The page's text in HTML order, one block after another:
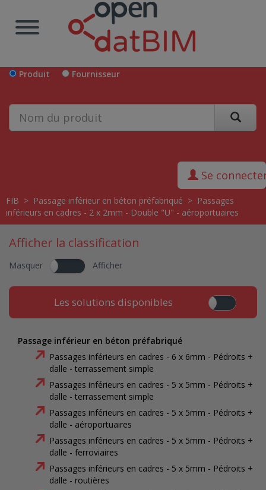
Produit Fournisseur
Se
FIB > Passage inférieur en béton préfabriqué > Passages
inférieurs en cadres - 2 x 2mm - Double "U" - aéroportuaires
Afficher la classification
Masquer Afficher
Les solutions disponibles
Passage inférieur en béton préfabriqué
Passages inférieurs en cadres - 6 x 6mm - Pédroits +
dalle - terrassement simple
Passages inférieurs en cadres - 5 x 5mm - Pédroits +
dalle - terrassement simple
Passages inférieurs en cadres - 5 x 5mm - Pédroits +
dalle - aéroportuaires
Passages inférieurs en cadres - 5 x 5mm - Pédroits +
dalle - ferroviaires
Passages inférieurs en cadres - 5 x 5mm - Pédroits +
dalle - routières